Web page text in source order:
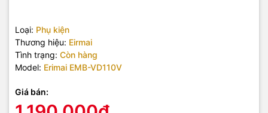
Loại: Phụ kiện
Thương hiệu: Eirmai
Tình trạng: Còn hàng
Model: Erimai EMB-VD110V
Giá bán: